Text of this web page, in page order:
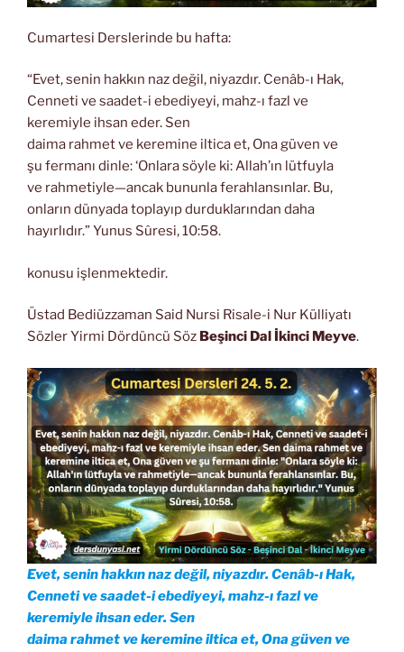
Cumartesi Derslerinde bu hafta:
“Evet, senin hakkın naz değil, niyazdır. Cenâb-ı Hak,
Cenneti ve saadet-i ebediyeyi, mahz-ı fazl ve
keremiyle ihsan eder. Sen
daima rahmet ve keremine iltica et, Ona güven ve
şu fermanı dinle: ‘Onlara söyle ki: Allah’ın lütfuyla
ve rahmetiyle—ancak bununla ferahlansınlar. Bu,
onların dünyada toplayıp durduklarından daha
hayırlıdır.” Yunus Sûresi, 10:58.
konusu işlenmektedir.
Üstad Bediüzzaman Said Nursi Risale-i Nur Külliyatı
Sözler Yirmi Dördüncü Söz Beşinci Dal İkinci Meyve.
Evet, senin hakkın naz değil, niyazdır. Cenâb-ı Hak,
Cenneti ve saadet-i ebediyeyi, mahz-ı fazl ve
keremiyle ihsan eder. Sen
daima rahmet ve keremine iltica et, Ona güven ve